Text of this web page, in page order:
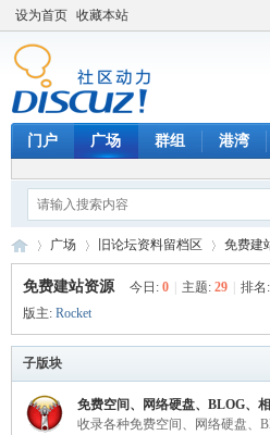
设为首页 收藏本站
门户 广场 群组 港湾
天 »
广场
›
旧论坛资料留档区
›
免费建
免费建站资源 今日: 0 主题: 29 排名:
版主: Rocket
子版块
免费空间、网络硬盘、BLOG、
收录各种免费空间、网络硬盘、